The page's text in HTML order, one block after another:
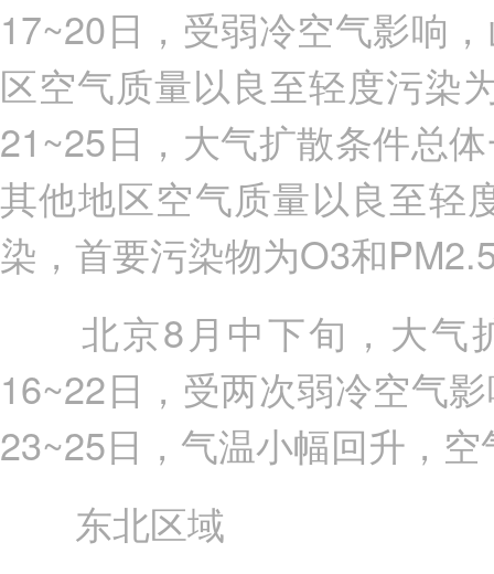
17~20日，受弱冷空气影响
区空气质量以良至轻度污染
21~25日，大气扩散条件总
其他地区空气质量以良至轻
染，首要污染物为O3和
北京8月中下旬，大气
16~22日，受两次弱冷空气
23~25日，气温小幅回升，
东北区域